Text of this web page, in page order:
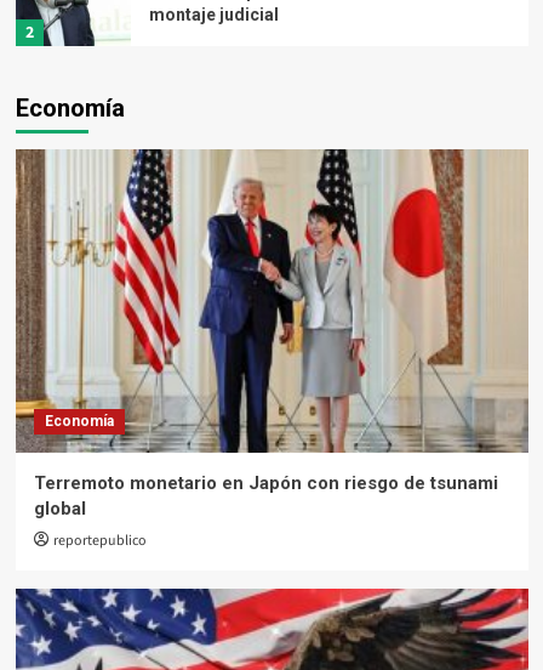
2
montaje judicial
3
4
Opinión
Lo más indignante es la indiferencia
5
Opinión
La verdadera democracia se construye
desde los territorios
Opinión
Reflexiones políticas filosóficas de un
Economía
Economía
Terremoto monetario en Japón con riesgo de tsunami
global
reportepublico